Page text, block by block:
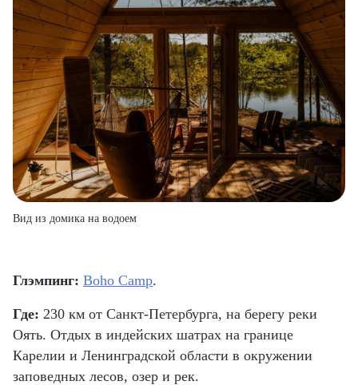
Вид из домика на водоем
Глэмпинг: Boho Camp.
Где: 230 км от Санкт-Петербурга, на берегу реки
Оять. Отдых в индейских шатрах на границе
Карелии и Ленинградской области в окружении
заповедных лесов, озер и рек.